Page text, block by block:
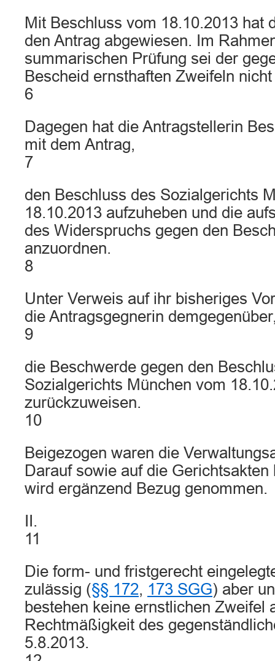
Mit Beschluss vom 18.10.2013 hat
den Antrag abgewiesen. Im
summarischen Prüfung sei der
Bescheid ernsthaften Zweifeln
6
Dagegen hat die Antragstellerin
mit dem Antrag,
7
den Beschluss des Sozialgerichts
18.10.2013 aufzuheben und die
des Widerspruchs gegen den
anzuordnen.
8
Unter Verweis auf ihr bisheriges
die Antragsgegnerin
9
die Beschwerde gegen den
Sozialgerichts München vom
zurückzuweisen.
10
Beigezogen waren die
Darauf sowie auf die Gerichtsakten
wird ergänzend Bezug genommen.
II.
11
Die form- und fristgerecht
zulässig (§§ 172, 173 SGG) aber
bestehen keine ernstlichen Zweifel
Rechtmäßigkeit des
5.8.2013.